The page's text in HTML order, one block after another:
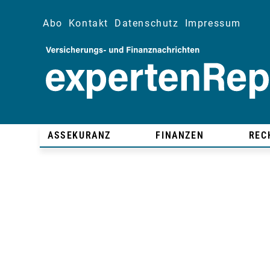
Abo Kontakt Datenschutz Impressum
ASSEKURANZ FINANZEN